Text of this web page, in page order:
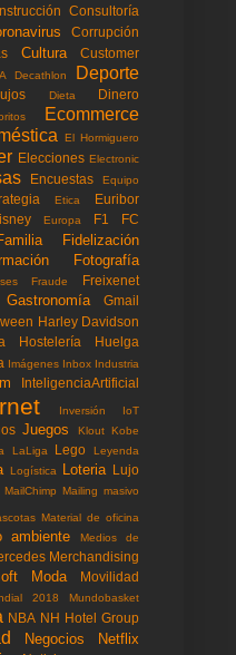
Consultoría
Corrupción
Cultura
Customer
Decathlon Deporte
Dieta Dinero
Ecommerce
El Hormiguero
Elecciones Electronic
Encuestas Equipo
Etica Euribor
Europa F1
FC
Fidelización
Fotografía
Fraude Freixenet
Gastronomía Gmail
Harley Davidson
Hostelería Huelga
Imágenes Inbox Industria
InteligenciaArtificial
Inversión IoT
Juegos Klout Kobe
LaLiga Lego Leyenda
Logística Loteria Lujo
MailChimp Mailing masivo
Material de oficina
ambiente
Medios de
Merchandising
Moda
Movilidad
2018
Mundobasket
NBA NH Hotel Group
Negocios Netflix